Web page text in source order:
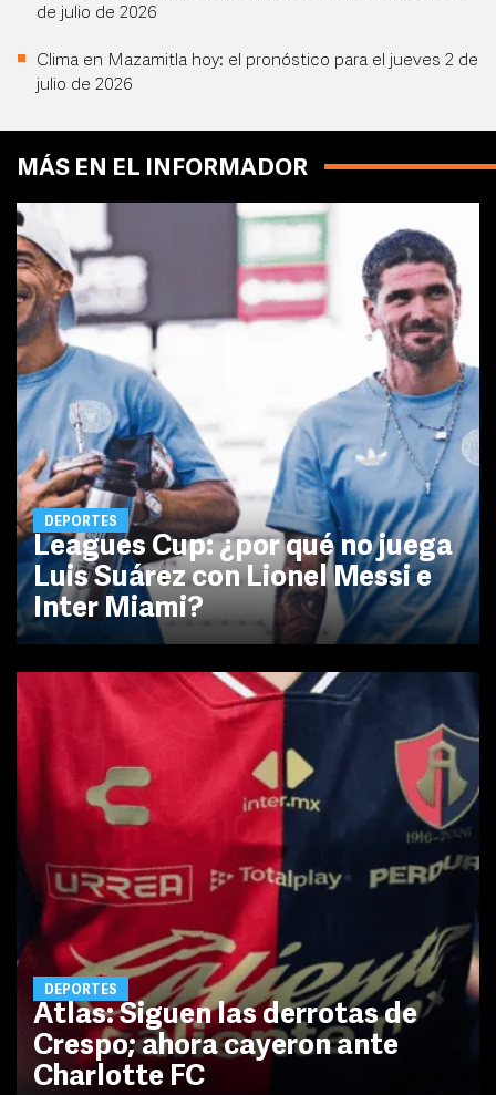
de julio de 2026
Clima en Mazamitla hoy: el pronóstico para el jueves 2 de
julio de 2026
MÁS EN EL INFORMADOR
DEPORTES
Leagues Cup: ¿por qué no juega
Luis Suárez con Lionel Messi e
Inter Miami?
DEPORTES
Atlas: Siguen las derrotas de
Crespo; ahora cayeron ante
Charlotte FC